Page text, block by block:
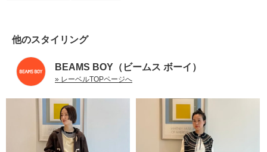
他のスタイリング
BEAMS BOY（ビームス ボーイ）
» レーベルTOPページへ